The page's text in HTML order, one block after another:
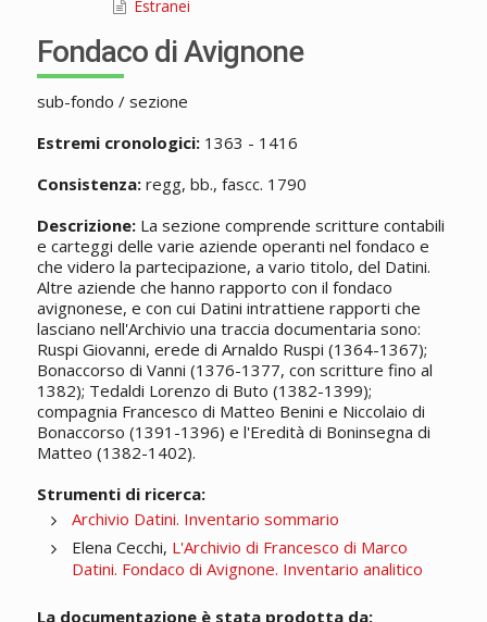
Estranei
Fondaco di Avignone
sub-fondo / sezione
Estremi cronologici:1363 - 1416
Consistenza:regg, bb., fascc. 1790
Descrizione:La sezione comprende scritture contabili
e carteggi delle varie aziende operanti nel fondaco e
che videro la partecipazione, a vario titolo, del Datini.
Altre aziende che hanno rapporto con il fondaco
avignonese, e con cui Datini intrattiene rapporti che
lasciano nell'Archivio una traccia documentaria sono:
Ruspi Giovanni, erede di Arnaldo Ruspi (1364-1367);
Bonaccorso di Vanni (1376-1377, con scritture fino al
1382); Tedaldi Lorenzo di Buto (1382-1399);
compagnia Francesco di Matteo Benini e Niccolaio di
Bonaccorso (1391-1396) e l'Eredità di Boninsegna di
Matteo (1382-1402).
Strumenti di ricerca:
Archivio Datini. Inventario sommario
Elena Cecchi, L'Archivio di Francesco di Marco
Datini. Fondaco di Avignone. Inventario analitico
La documentazione è stata prodotta da: